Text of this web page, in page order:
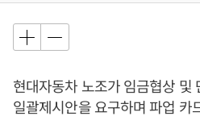
현대자동차 노조가 임금협상 및
일괄제시안을 요구하며 파업 카